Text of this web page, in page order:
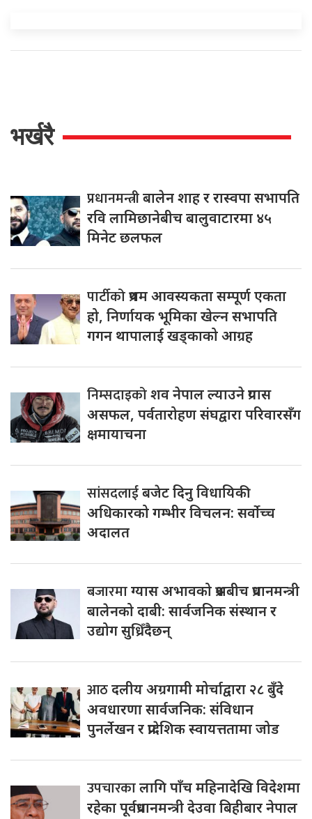
भर्खरै
प्रधानमन्त्रीबालेन शाह र रास्वपा सभापति
रवि लामिछानेबीच बालुवाटारमा ४५
मिनेट छलफल
पार्टीकोप्रथम आवस्यकता सम्पूर्ण एकता
हो, निर्णायक भूमिका खेल्न सभापति
गगन थापालाई खड्काको आग्रह
निम्सदाइकोशव नेपाल ल्याउने प्रयास
असफल, पर्वतारोहण संघद्वारा परिवारसँग
क्षमायाचना
सांसदलाईबजेट दिनु विधायिकी
अधिकारको गम्भीर विचलन: सर्वोच्च
अदालत
बजारमाग्यास अभावको प्रश्नबीच प्रधानमन्त्री
बालेनको दाबी: सार्वजनिक संस्थान र
उद्योग सुध्रिँदैछन्
आठदलीय अग्रगामी मोर्चाद्वारा २८ बुँदे
अवधारणा सार्वजनिक: संविधान
पुनर्लेखन र प्रादेशिक स्वायत्ततामा जोड
उपचारकालागि पाँच महिनादेखि विदेशमा
रहेका पूर्वप्रधानमन्त्री देउवा बिहीबार नेपाल